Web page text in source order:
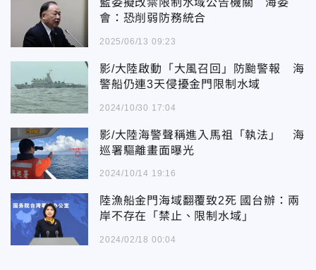
藍委擬改禁限制水域公告機關 海委
會：恐削弱防務統合
2025/06/13 09:23
影/大陸啟動「大風召回」防颱警報 海
警船仍連3天侵擾金門限制水域
2024/10/30 17:04
影/大陸海警聲稱進入馬祖「執法」 海
巡署驅離畫面曝光
2024/10/14 19:16
陸漁船金門海域翻覆致2死 國台辦：兩
岸不存在「禁止、限制水域」
2024/02/18 00:04